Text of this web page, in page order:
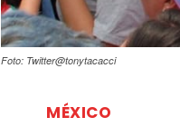
Foto: Twitter@tonytacacci
MÉXICO